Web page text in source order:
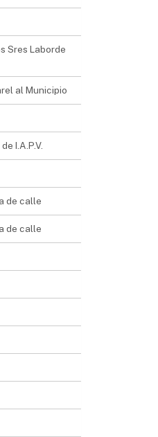
Sres Laborde
al Municipio
I.A.P.V.
de calle
de calle